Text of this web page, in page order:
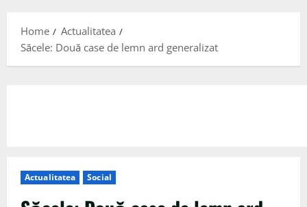
Home
Actualitatea
Săcele: Două case de lemn ard generalizat
Actualitatea Social